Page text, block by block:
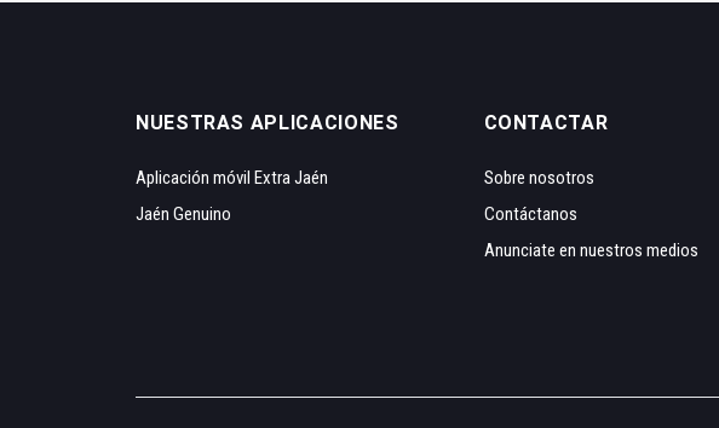
NUESTRAS APLICACIONES
Aplicación móvil Extra Jaén
Jaén Genuino
CONTACTAR
Sobre nosotros
Contáctanos
Anunciate en nuestros medios